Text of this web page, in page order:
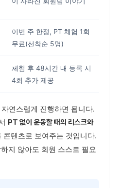
이번 주 한정, PT 체험 1회
무료(선착순 5명)
체험 후 48시간 내 등록 시
4회 추가 제공
연스럽게 진행하면 됩니다.
PT 없이 운동할 때의 리스크와
콘텐츠로 보여주는 것입니다.
지 않아도 회원 스스로 필요